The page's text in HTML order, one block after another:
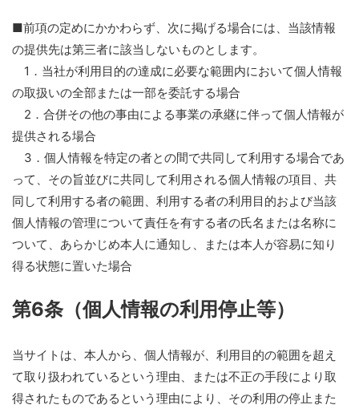
■前項の定めにかかわらず、次に掲げる場合には、当該情報
の提供先は第三者に該当しないものとします。
1．当社が利用目的の達成に必要な範囲内において個人情報
の取扱いの全部または一部を委託する場合
2．合併その他の事由による事業の承継に伴って個人情報が
提供される場合
3．個人情報を特定の者との間で共同して利用する場合であ
って、その旨並びに共同して利用される個人情報の項目、共
同して利用する者の範囲、利用する者の利用目的および当該
個人情報の管理について責任を有する者の氏名または名称に
ついて、あらかじめ本人に通知し、または本人が容易に知り
得る状態に置いた場合
第6条（個人情報の利用停止等）
当サイトは、本人から、個人情報が、利用目的の範囲を超え
て取り扱われているという理由、または不正の手段により取
得されたものであるという理由により、その利用の停止また